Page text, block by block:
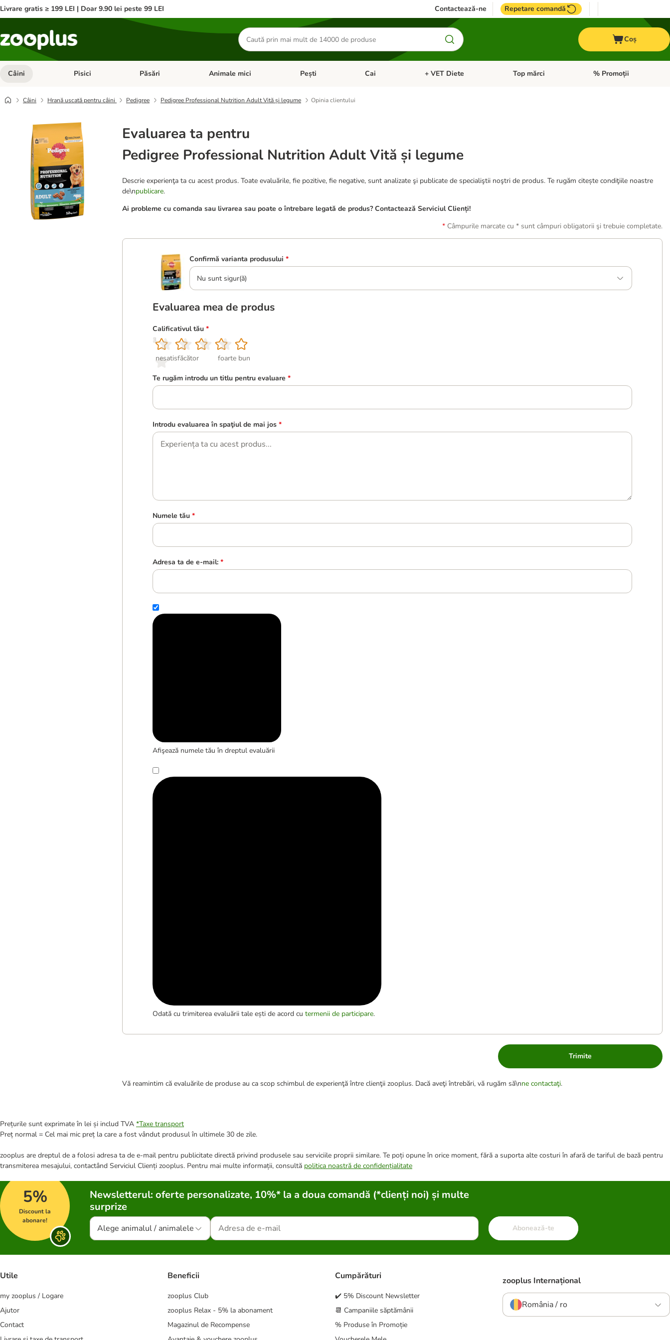
Livrare gratis ≥ 199 LEI | Doar 9.90 lei peste 99 LEI Contactează-ne Repetare comandă
Căutare
produse
Coș
Câini Deschideți meniul cu categorii: Câini
Pisici Deschideți meniul cu categorii: Pisici
Păsări Deschideți meniul cu categorii: Păsări
Animale mici Deschideți meniul cu categorii: Animale mici
Pești Deschideți meniul cu categorii: Pești
Cai Deschideți meniul cu categorii: Cai
+ VET Diete Deschideți meniul cu categorii: + VET Diete
Top mărci Deschideți meniul cu
% Promoții
Câini Hrană uscată pentru câini Pedigree Pedigree Professional Nutrition Adult Vită și legume Opinia clientului
Evaluarea ta pentru
Pedigree Professional Nutrition Adult Vită și legume
Descrie experienţa ta cu acest produs. Toate evaluările, fie pozitive, fie negative, sunt analizate şi publicate de specialiştii noştri de produs. Te rugăm citește condiţiile noastre
de\npublicare.
Ai probleme cu comanda sau livrarea sau poate o întrebare legată de produs? Contactează Serviciul Clienți!
Câmpurile marcate cu * sunt câmpuri obligatorii şi trebuie completate.
Confirmă varianta produsului *
Nu sunt sigur(ă)
Evaluarea mea de produs
Calificativul tău *
1
nesatisfăcător
2
3
4
5
foarte bun
Te rugăm introdu un titlu pentru evaluare *
Introdu evaluarea în spaţiul de mai jos *
Numele tău *
Adresa ta de e-mail: *
Afişează numele tău în dreptul evaluării
Odată cu trimiterea evaluării tale ești de acord cu termenii de participare.
Trimite
Vă reamintim că evaluările de produse au ca scop schimbul de experienţă între clienţii zooplus. Dacă aveţi întrebări, vă rugăm să\nne contactaţi.
Prețurile sunt exprimate în lei și includ TVA *Taxe transport
Preț normal = Cel mai mic preț la care a fost vândut produsul în ultimele 30 de zile.
zooplus are dreptul de a folosi adresa ta de e-mail pentru publicitate directă privind produsele sau serviciile proprii similare. Te poți opune în orice moment, fără a suporta alte costuri în afară de tariful de bază pentru
transmiterea mesajului, contactând Serviciul Clienți zooplus. Pentru mai multe informații, consultă politica noastră de confidențialitate
5%
Discount la
abonare!
Newsletterul: oferte personalizate, 10%* la a doua comandă (*clienți noi) și multe
surprize
Alege animalul / animalele Abonează-te
Utile
my zooplus / Logare
Ajutor
Contact
Beneficii
zooplus Club
zooplus Relax - 5% la abonament
Magazinul de Recompense
Cumpărături
✔️ 5% Discount Newsletter
📆 Campaniile săptămânii
% Produse în Promoție
zooplus Internațional
România / ro